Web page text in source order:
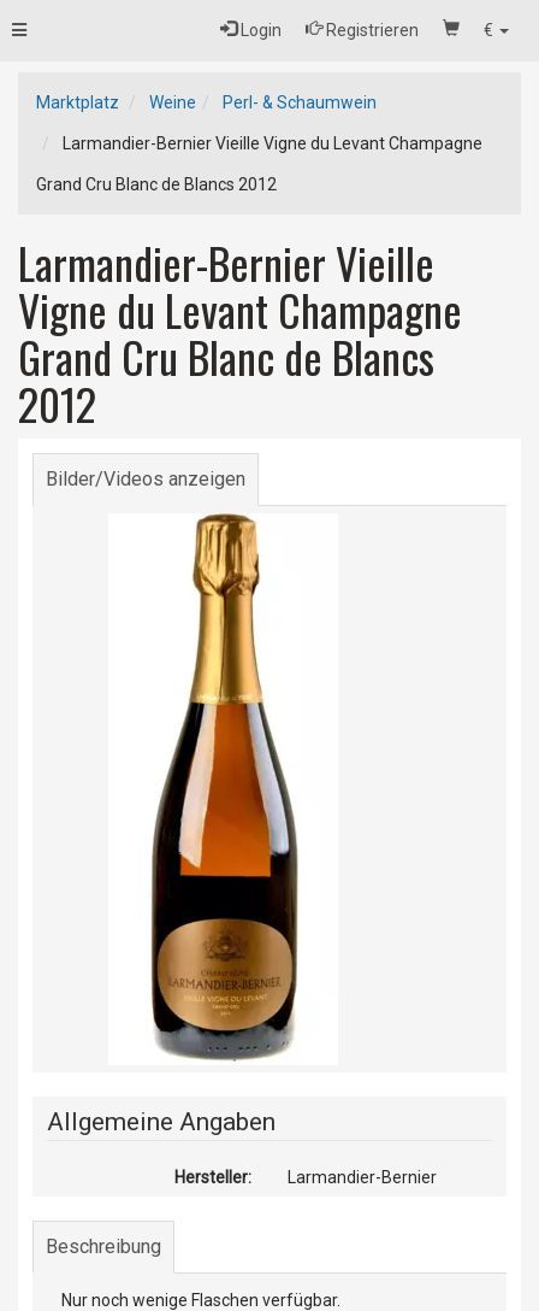
€
Login Registrieren
Toggle
Marktplatz Weine Perl- & Schaumwein
Larmandier-Bernier Vieille Vigne du Levant Champagne
Grand Cru Blanc de Blancs 2012
Larmandier-Bernier Vieille
Vigne du Levant Champagne
Grand Cru Blanc de Blancs
2012
Bilder/Videos anzeigen
Allgemeine Angaben
Hersteller: Larmandier-Bernier
Beschreibung
Nur noch wenige Flaschen verfügbar.